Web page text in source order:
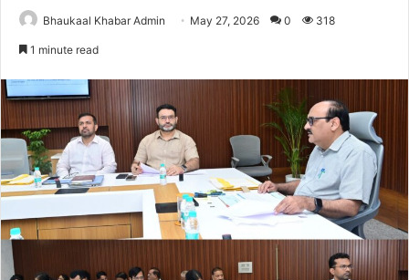
Bhaukaal Khabar Admin May 27, 2026 0 318
1 minute read